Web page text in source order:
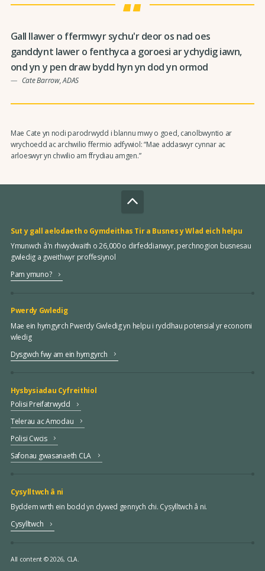
Gall llawer o ffermwyr sychu'r deor os nad oes
ganddynt lawer o fenthyca a goroesi ar ychydig iawn,
ond yn y pen draw bydd hyn yn dod yn ormod
Cate Barrow, ADAS
Mae Cate yn nodi parodrwydd i blannu mwy o goed, canolbwyntio ar
wrychoedd ac archwilio ffermio adfywiol: “Mae addaswyr cynnar ac
arloeswyr yn chwilio am ffrydiau amgen.”
Sut y gall aelodaeth o Gymdeithas Tir a Busnes y Wlad eich helpu
Ymunwch â'n rhwydwaith o 26,000 o dirfeddianwyr, perchnogion busnesau
gwledig a gweithwyr proffesiynol
Pam ymuno?
Pwerdy Gwledig
Mae ein hymgyrch Pwerdy Gwledig yn helpu i ryddhau potensial yr economi
wledig
Dysgwch fwy am ein hymgyrch
Hysbysiadau Cyfreithiol
Polisi Preifatrwydd
Telerau ac Amodau
Polisi Cwcis
Safonau gwasanaeth CLA
Cysylltwch â ni
Byddem wrth ein bodd yn clywed gennych chi. Cysylltwch â ni.
Cysylltwch
All content © 2026, CLA.